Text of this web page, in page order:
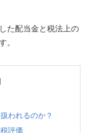
た配当金と税法上の
われるのか？
評価